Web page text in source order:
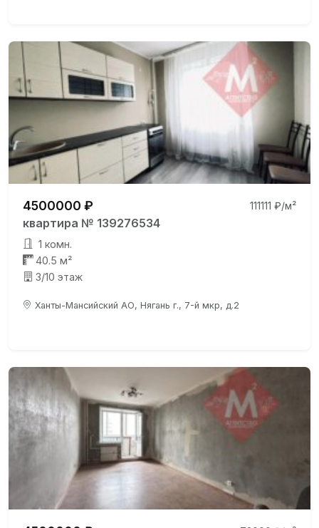
4500000 ₽ 111111 ₽/м²
квартира № 139276534
1 комн.
40.5 м²
3/10 этаж
Ханты-Мансийский АО, Нягань г., 7-й мкр, д.2